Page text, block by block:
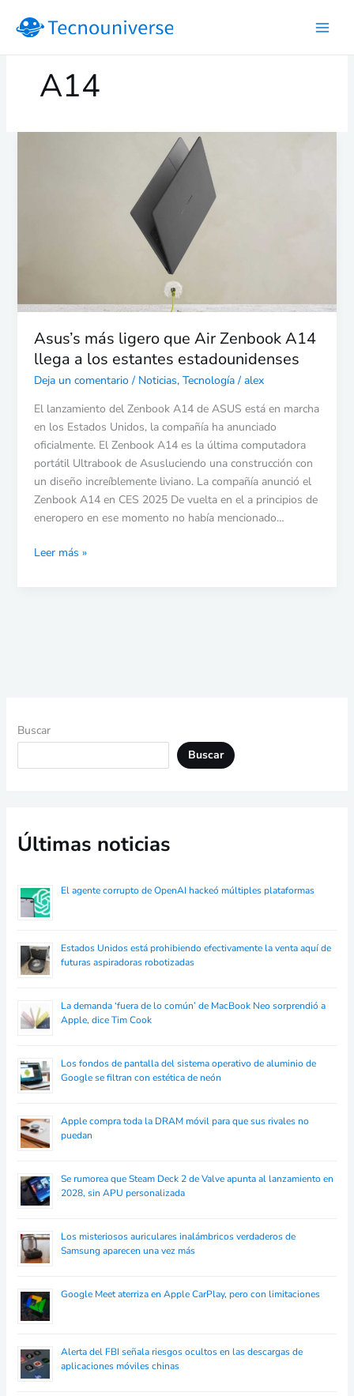
A14
Asus’s más ligero que Air Zenbook A14
llega a los estantes estadounidenses
Deja un comentario / Noticias, Tecnología/ alex
El lanzamiento del Zenbook A14 de ASUS está en marcha
en los Estados Unidos, la compañía ha anunciado
oficialmente. El Zenbook A14 es la última computadora
portátil Ultrabook de Asusluciendo una construcción con
un diseño increíblemente liviano. La compañía anunció el
Zenbook A14 en CES 2025 De vuelta en el a principios de
eneropero en ese momento no había mencionado…
los
estadounidenses
Leer más »
Buscar
Buscar
Últimas noticias
El agente corrupto de OpenAI hackeó múltiples plataformas
Estados Unidos está prohibiendo efectivamente la venta aquí de
futuras aspiradoras robotizadas
La demanda ‘fuera de lo común’ de MacBook Neo sorprendió a
Apple, dice Tim Cook
Los fondos de pantalla del sistema operativo de aluminio de
Google se filtran con estética de neón
Apple compra toda la DRAM móvil para que sus rivales no
puedan
Se rumorea que Steam Deck 2 de Valve apunta al lanzamiento en
2028, sin APU personalizada
Los misteriosos auriculares inalámbricos verdaderos de
Samsung aparecen una vez más
Google Meet aterriza en Apple CarPlay, pero con limitaciones
Alerta del FBI señala riesgos ocultos en las descargas de
aplicaciones móviles chinas